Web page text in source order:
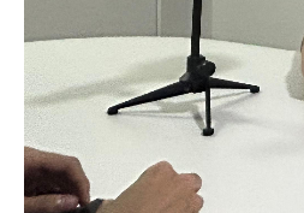
İqtisadi xəbərlər
Energetika
Neft-qaz
Əmək və sosial siyasət
Kənd təsərrüfatı
Hərbi sənaye
Telekommunikasiya və nəqliyyat
COP29